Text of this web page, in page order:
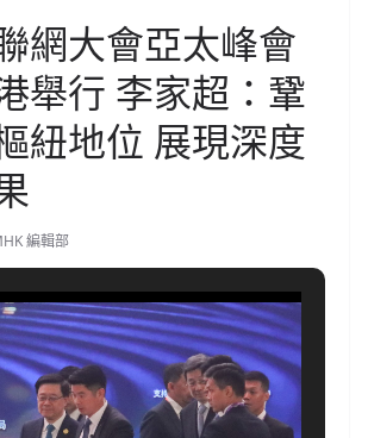
網大會亞太峰會
舉行 李家超：鞏
紐地位 展現深度
編輯部